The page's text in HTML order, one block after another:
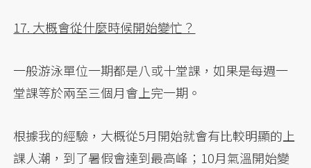
17. 大概會從什麼時候開始變忙？
一般游泳單位一期都是八或十堂課，如果是每週一
堂課等於兩至三個月會上完一期。
根據我的經驗，大概從5月開始就會有比較明顯的上
課人潮，到了暑假會達到最高峰；10月氣溫開始變